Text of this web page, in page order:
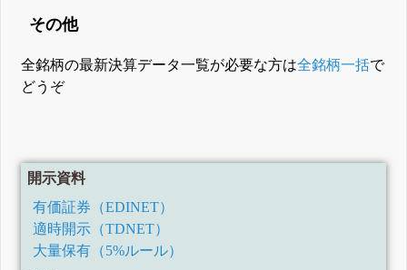
その他
全銘柄の最新決算データ一覧が必要な方は全銘柄一括で
どうぞ
開示資料
有価証券（EDINET）
適時開示（TDNET）
大量保有（5%ルール）